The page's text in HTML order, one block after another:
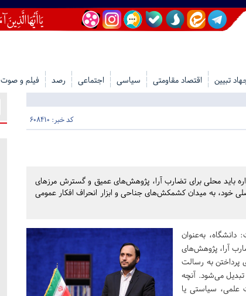
تبیین اقتصاد مقاومتی سیاسی اجتماعی رصد فیلم و صوت
کد خبر: 608410
باید محلی برای تضارب آرا، پژوهش‌های عمیق و گسترش مرزهای
خود، به میدان کشمکش‌های جناحی و ابزار انحراف افکار عمومی
به‌عنوان
آرا، پژوهش‌های
به رسالت
می‌شود. آنچه
علمی، سیاستی یا